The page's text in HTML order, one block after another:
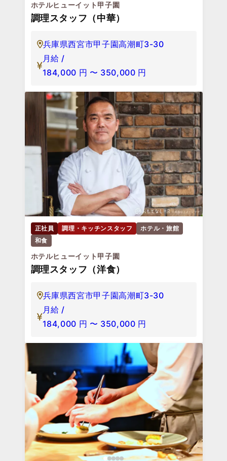
ホテルヒューイット甲子園
調理スタッフ（中華）
兵庫県西宮市甲子園高潮町3-30
月給 /
184,000 円 〜 350,000 円
正社員 調理・キッチンスタッフ
ホテル・旅館
和食
ホテルヒューイット甲子園
調理スタッフ（洋食）
兵庫県西宮市甲子園高潮町3-30
月給 /
184,000 円 〜 350,000 円